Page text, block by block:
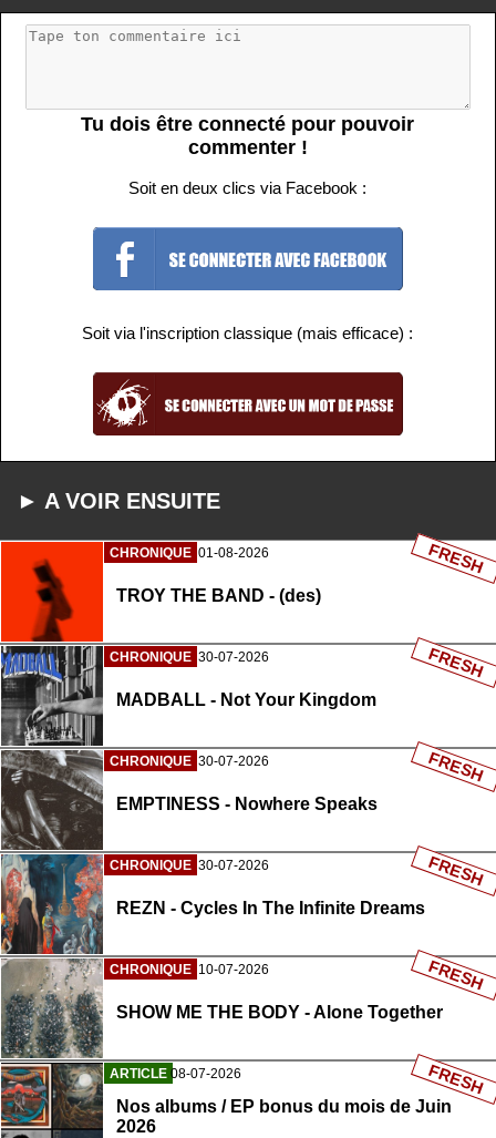
Tu dois être connecté pour pouvoir
commenter !
Soit en deux clics via Facebook :
Soit via l'inscription classique (mais efficace) :
► A VOIR ENSUITE
CHRONIQUE 01-08-2026
TROY THE BAND - (des)
FRESH
CHRONIQUE 30-07-2026
MADBALL - Not Your Kingdom
FRESH
CHRONIQUE 30-07-2026
EMPTINESS - Nowhere Speaks
FRESH
CHRONIQUE 30-07-2026
REZN - Cycles In The Infinite Dreams
FRESH
CHRONIQUE 10-07-2026
SHOW ME THE BODY - Alone Together
FRESH
ARTICLE 08-07-2026
Nos albums / EP bonus du mois de Juin
2026
FRESH